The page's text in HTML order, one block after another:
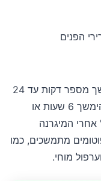
הפנים
אתם עלולים להרגיש את התסמינים למשך מספר דקות עד 24
שעות לפני התקף המיגרנה, אשר יכול להימשך 6 שעות או
אחרי המיגרנה
מתמשכים, כמו
מוחי.